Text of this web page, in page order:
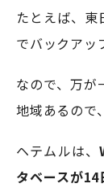
たとえば、
でバックアッ
なので、万が
地域あるので
ヘテムルは、
タベースが